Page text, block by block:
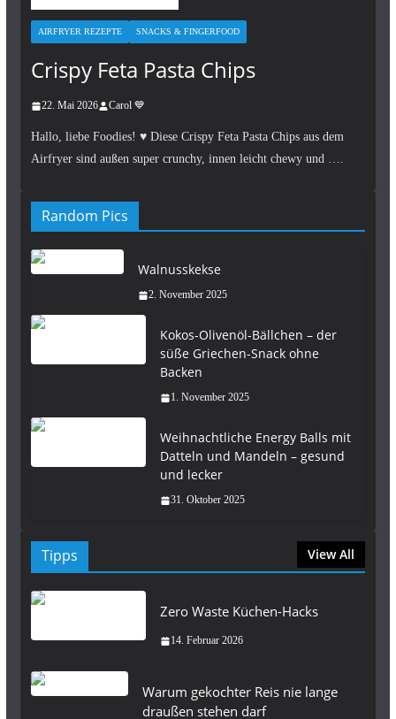
AIRFRYER REZEPTE SNACKS & FINGERFOOD
Crispy Feta Pasta Chips
22. Mai 2026 Carol 💙
Hallo, liebe Foodies! ♥︎ Diese Crispy Feta Pasta Chips aus dem
Airfryer sind außen super crunchy, innen leicht chewy und ….
Random Pics
Walnusskekse
2. November 2025
Kokos-Olivenöl-Bällchen – der
süße Griechen-Snack ohne
Backen
1. November 2025
Weihnachtliche Energy Balls mit
Datteln und Mandeln – gesund
und lecker
31. Oktober 2025
Tipps View All
Zero Waste Küchen-Hacks
14. Februar 2026
Warum gekochter Reis nie lange
draußen stehen darf